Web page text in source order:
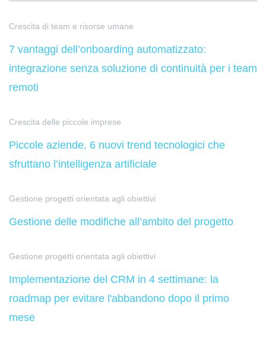
Crescita di team e risorse umane
7 vantaggi dell’onboarding automatizzato:
integrazione senza soluzione di continuità per i team
remoti
Crescita delle piccole imprese
Piccole aziende, 6 nuovi trend tecnologici che
sfruttano l’intelligenza artificiale
Gestione progetti orientata agli obiettivi
Gestione delle modifiche all’ambito del progetto
Gestione progetti orientata agli obiettivi
Implementazione del CRM in 4 settimane: la
roadmap per evitare l'abbandono dopo il primo
mese